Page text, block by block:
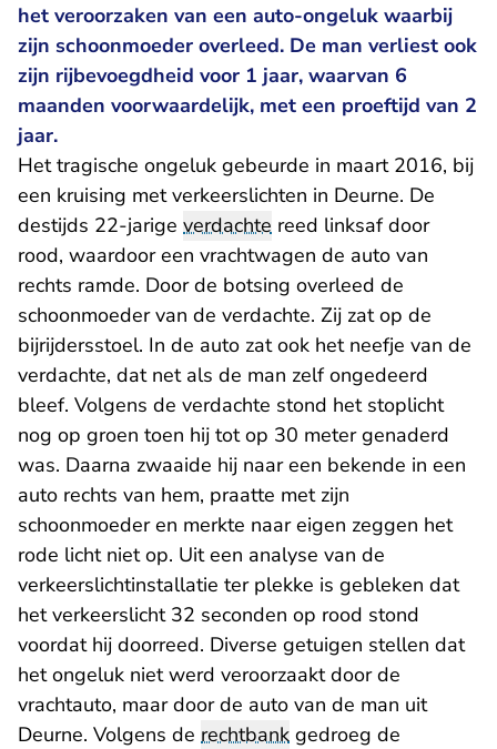
het veroorzaken van een auto-ongeluk waarbij
zijn schoonmoeder overleed. De man verliest ook
zijn rijbevoegdheid voor 1 jaar, waarvan 6
maanden voorwaardelijk, met een proeftijd van 2
jaar.
Het tragische ongeluk gebeurde in maart 2016, bij
een kruising met verkeerslichten in Deurne. De
destijds 22-jarige verdachte reed linksaf door
rood, waardoor een vrachtwagen de auto van
rechts ramde. Door de botsing overleed de
schoonmoeder van de verdachte. Zij zat op de
bijrijdersstoel. In de auto zat ook het neefje van de
verdachte, dat net als de man zelf ongedeerd
bleef. Volgens de verdachte stond het stoplicht
nog op groen toen hij tot op 30 meter genaderd
was. Daarna zwaaide hij naar een bekende in een
auto rechts van hem, praatte met zijn
schoonmoeder en merkte naar eigen zeggen het
rode licht niet op. Uit een analyse van de
verkeerslichtinstallatie ter plekke is gebleken dat
het verkeerslicht 32 seconden op rood stond
voordat hij doorreed. Diverse getuigen stellen dat
het ongeluk niet werd veroorzaakt door de
vrachtauto, maar door de auto van de man uit
Deurne. Volgens de rechtbank gedroeg de